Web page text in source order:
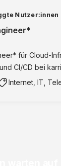
Nutzer:innen
für Cloud-
CI/CD bei
Internet, IT,